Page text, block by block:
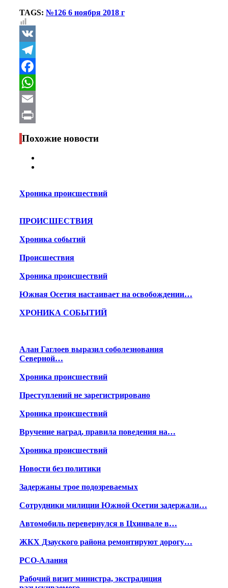
TAGS: №126 6 ноября 2018 г
VK
Telegram
Facebook
WhatsApp
Email
Print
Похожие новости
Хроника происшествий
ПРОИСШЕСТВИЯ
Хроника событий
Происшествия
Хроника происшествий
Южная Осетия настаивает на освобождении…
ХРОНИКА СОБЫТИЙ
Алан Гаглоев выразил соболезнования
Северной…
Хроника происшествий
Преступлений не зарегистрировано
Хроника происшествий
Вручение наград, правила поведения на…
Хроника происшествий
Новости без политики
Задержаны трое подозреваемых
Сотрудники милиции Южной Осетии задержали…
Автомобиль перевернулся в Цхинвале в…
ЖКХ Дзауского района ремонтируют дорогу…
РСО-Алания
Рабочий визит министра, экстрадиция